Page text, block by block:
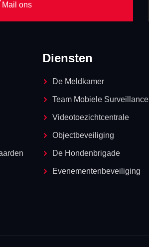
Mail ons
Diensten
De Meldkamer
Team Mobiele Surveillance
Videotoezichtcentrale
Objectbeveiliging
De Hondenbrigade
Evenementenbeveiliging